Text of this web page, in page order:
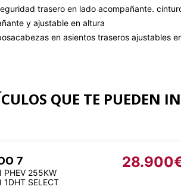
trasero en lado acompañante.
y ajustable en altura
en asientos traseros ajustables
QUE TE PUEDEN
7
PHEV 255KW
1DHT SELECT